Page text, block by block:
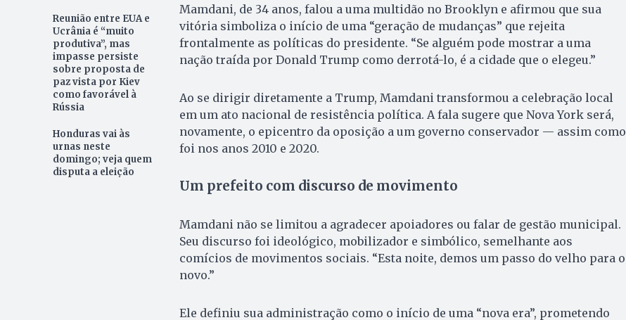
Reunião entre EUA e
Ucrânia é “muito
produtiva”, mas
impasse persiste
sobre proposta de
paz vista por Kiev
como favorável à
Rússia
Honduras vai às
urnas neste
domingo; veja quem
disputa a eleição
Mamdani, de 34 anos, falou a uma multidão no Brooklyn e afirmou que sua
vitória simboliza o início de uma “geração de mudanças” que rejeita
frontalmente as políticas do presidente. “Se alguém pode mostrar a uma
nação traída por Donald Trump como derrotá-lo, é a cidade que o elegeu.”
Ao se dirigir diretamente a Trump, Mamdani transformou a celebração local
em um ato nacional de resistência política. A fala sugere que Nova York será,
novamente, o epicentro da oposição a um governo conservador — assim como
foi nos anos 2010 e 2020.
Um prefeito com discurso de movimento
Mamdani não se limitou a agradecer apoiadores ou falar de gestão municipal.
Seu discurso foi ideológico, mobilizador e simbólico, semelhante aos
comícios de movimentos sociais. “Esta noite, demos um passo do velho para o
novo.”
Ele definiu sua administração como o início de uma “nova era”, prometendo